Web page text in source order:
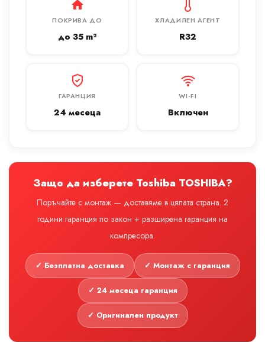
ПОКРИВА ДО
до 35 m²
ХЛАДИЛЕН АГЕНТ
R32
ГАРАНЦИЯ
24 месеца
WI-FI
Включен
Защо да изберете Toshiba TOSHIBA?
Поръчайте с монтаж — доставяме в цялата страна. 2
години гаранция по закон + разширена гаранция на
компресора.
✓ Безплатна доставка ✓ Монтаж с гаранция
✓ 24 месеца гаранция
✓ Оригинален продукт